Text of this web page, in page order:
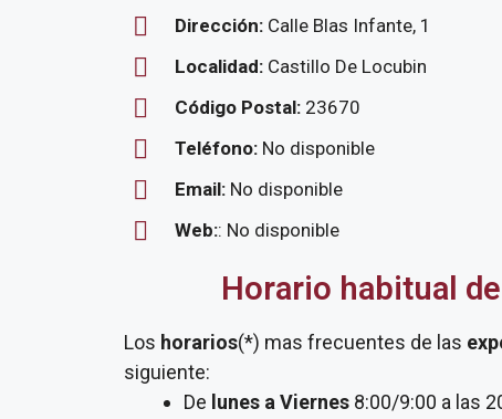
Dirección: Calle Blas Infante, 1
Localidad: Castillo De Locubin
Código Postal: 23670
Teléfono: No disponible
Email: No disponible
Web:: No disponible
Horario habitual
Los horarios(*) mas frecuentes de las
siguiente:
De lunes a Viernes 8:00/9:00 a las